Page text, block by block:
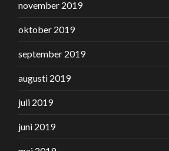
november 2019
oktober 2019
september 2019
augusti 2019
juli 2019
juni 2019